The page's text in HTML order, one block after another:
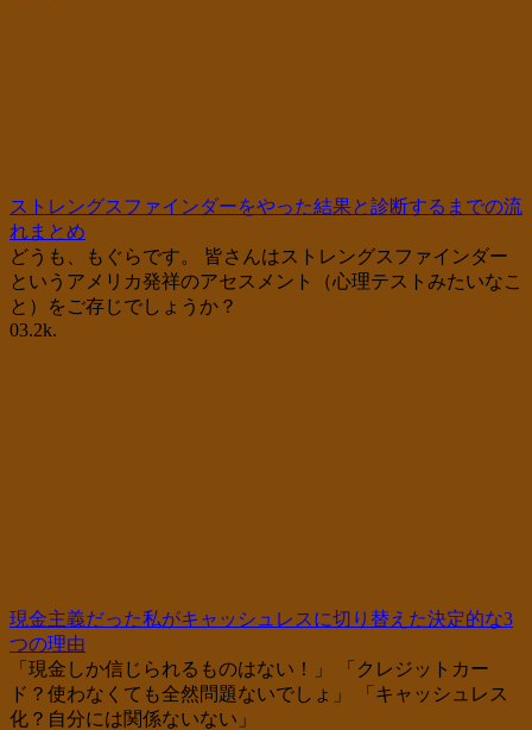
ストレングスファインダーをやった結果と診断するまでの流
れまとめ
どうも、もぐらです。 皆さんはストレングスファインダー
というアメリカ発祥のアセスメント（心理テストみたいなこ
と）をご存じでしょうか？
03.2k.
現金主義だった私がキャッシュレスに切り替えた決定的な3
つの理由
「現金しか信じられるものはない！」 「クレジットカー
ド？使わなくても全然問題ないでしょ」 「キャッシュレス
化？自分には関係ないない」